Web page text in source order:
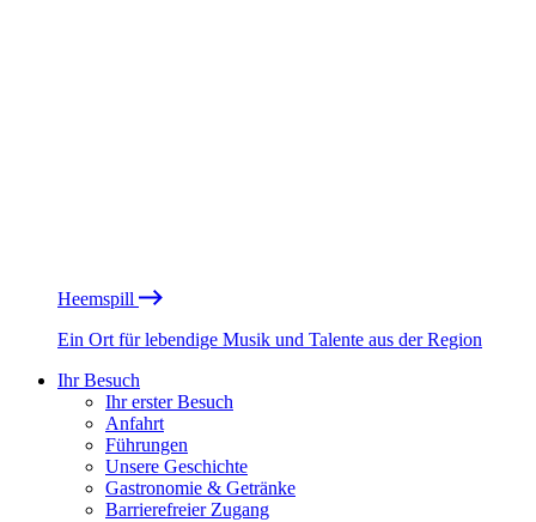
Heemspill
Ein Ort für lebendige Musik und Talente aus der Region
Ihr Besuch
Ihr erster Besuch
Anfahrt
Führungen
Unsere Geschichte
Gastronomie & Getränke
Barrierefreier Zugang